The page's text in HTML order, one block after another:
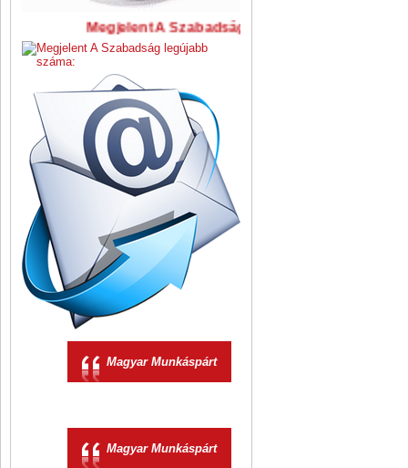
Megjelent A Szabadság legújabb száma:
Magyar Munkáspárt
Magyar Munkáspárt